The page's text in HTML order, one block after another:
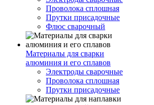
Проволока сплошная
Прутки присадочные
Флюс сварочный
Материалы для сварки
алюминия и его сплавов
Электроды сварочные
Проволока сплошная
Прутки присадочные